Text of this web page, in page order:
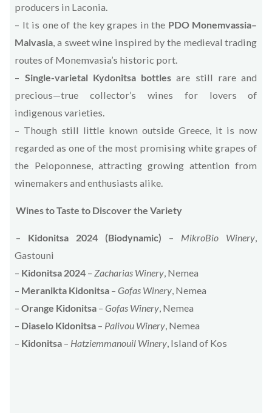
producers in Laconia.
– It is one of the key grapes in the PDO Monemvassia–
Malvasia, a sweet wine inspired by the medieval trading
routes of Monemvasia’s historic port.
– Single-varietal Kydonitsa bottles are still rare and
precious—true collector’s wines for lovers of
indigenous varieties.
– Though still little known outside Greece, it is now
regarded as one of the most promising white grapes of
the Peloponnese, attracting growing attention from
winemakers and enthusiasts alike.
Wines to Taste to Discover the Variety
– Kidonitsa 2024 (Biodynamic) – MikroBio Winery,
Gastouni
– Kidonitsa 2024 – Zacharias Winery, Nemea
– Meranikta Kidonitsa –Gofas Winery, Nemea
–Orange Kidonitsa –Gofas Winery, Nemea
– Diaselo Kidonitsa – Palivou Winery, Nemea
– Kidonitsa – Hatziemmanouil Winery, Island of Kos